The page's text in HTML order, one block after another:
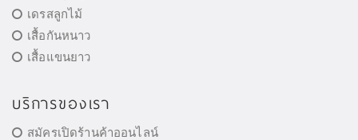
เดรสลูกไม้
เสื้อกันหนาว
เสื้อแขนยาว
บริการของเรา
สมัครเปิดร้านค้าออนไลน์